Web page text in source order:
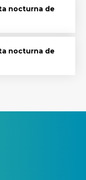
nocturna de
nocturna de